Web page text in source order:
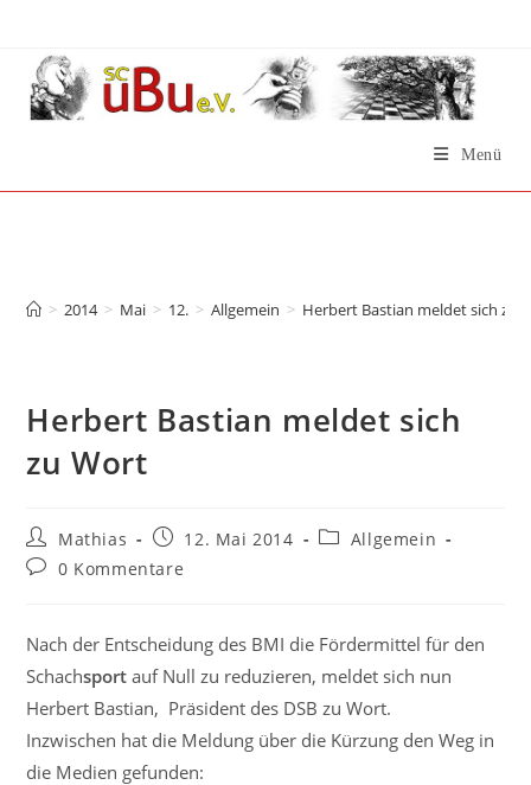
springen
Menü
> 2014 > Mai > 12. > Allgemein > Herbert Bastian meldet sich zu
Herbert Bastian meldet sich
zu Wort
Beitrags-
Autor:
Mathias
Beitrag
veröffentlicht:
12. Mai 2014
Beitrags-
Allgemein
Beitrags-
0 Kommentare
Nach der Entscheidung des BMI die Fördermittel für den
Schachsportauf Null zu reduzieren, meldet sich nun
Herbert Bastian, Präsident des DSB zu Wort.
Inzwischen hat die Meldung über die Kürzung den Weg in
die Medien gefunden: